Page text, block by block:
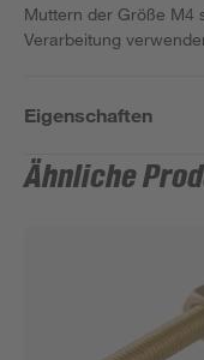
Muttern der Größe M4
Verarbeitung
Eigenschaften
Ähnliche